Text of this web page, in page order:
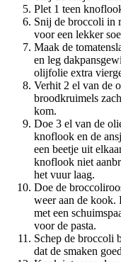
Plet 1 teen
Snij de broccoli in
voor een lekker
Maak de
en leg
olijfolie extra
Verhit 2 el van de
broodkruimels
kom.
Doe 3 el van de
knoflook en de
een beetje uit
knoflook niet
het vuur laag.
Doe de
weer aan de kook.
met een
voor de pasta.
Schep de broccoli
dat de smaken